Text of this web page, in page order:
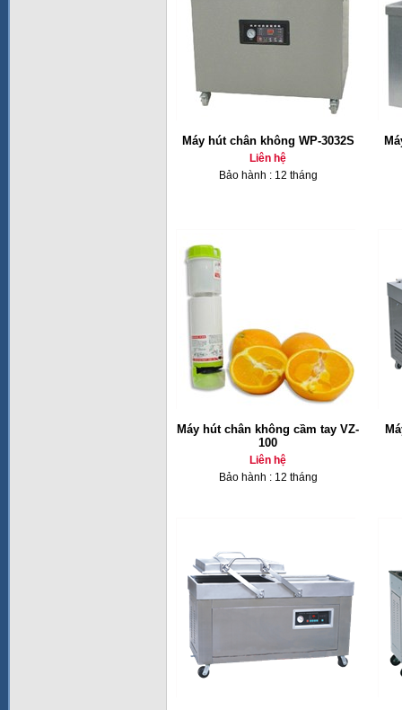
Máy hút chân không WP-3032S
Liên hệ
Bảo hành : 12 tháng
Máy hút chân không cầm tay VZ-
100
Liên hệ
Bảo hành : 12 tháng